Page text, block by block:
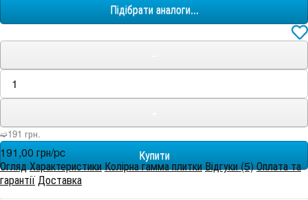
Підібрати аналоги...
➫191 грн.
191,00 грн/pc
ОглядХарактеристикиКолірна гамма плиткиВідгуки (5)Оплата та
гарантії Доставка